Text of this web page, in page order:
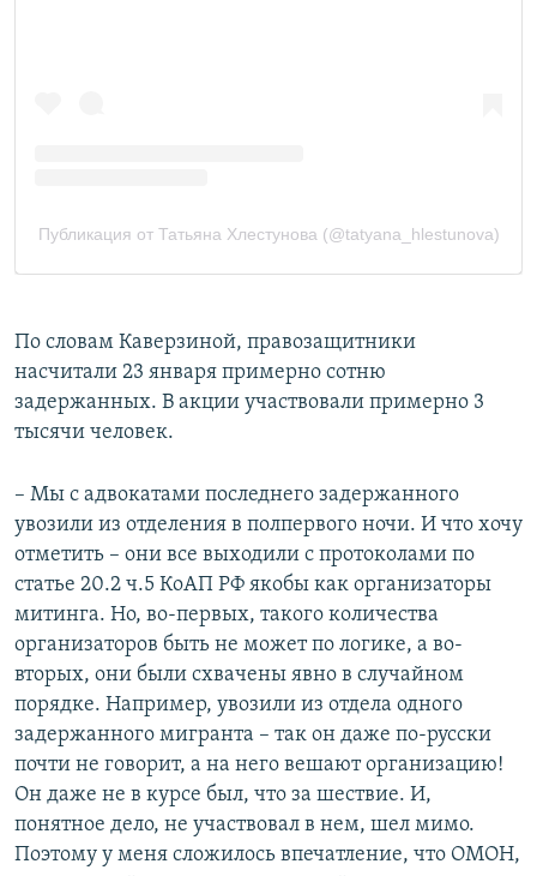
По словам Каверзиной, правозащитники
насчитали 23 января примерно сотню
задержанных. В акции участвовали примерно 3
тысячи человек.
– Мы с адвокатами последнего задержанного
увозили из отделения в полпервого ночи. И что хочу
отметить – они все выходили с протоколами по
статье 20.2 ч.5 КоАП РФ якобы как организаторы
митинга. Но, во-первых, такого количества
организаторов быть не может по логике, а во-
вторых, они были схвачены явно в случайном
порядке. Например, увозили из отдела одного
задержанного мигранта – так он даже по-русски
почти не говорит, а на него вешают организацию!
Он даже не в курсе был, что за шествие. И,
понятное дело, не участвовал в нем, шел мимо.
Поэтому у меня сложилось впечатление, что ОМОН,